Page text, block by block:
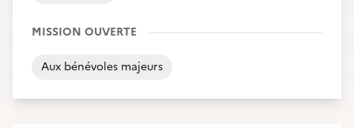
MISSION OUVERTE
Aux bénévoles majeurs